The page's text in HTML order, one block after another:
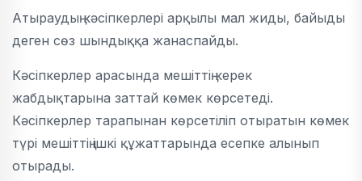
Атыраудың кәсіпкерлері арқылы мал жиды, байыды
деген сөз шындыққа жанаспайды.
Кәсіпкерлер арасында мешіттің керек
жабдықтарына заттай көмек көрсетеді.
Кәсіпкерлер тарапынан көрсетіліп отыратын көмек
түрі мешіттің ішкі құжаттарында есепке алынып
отырады.